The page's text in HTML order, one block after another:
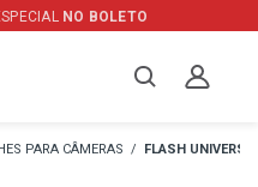
NO BOLETO
PARA CÂMERAS FLASH